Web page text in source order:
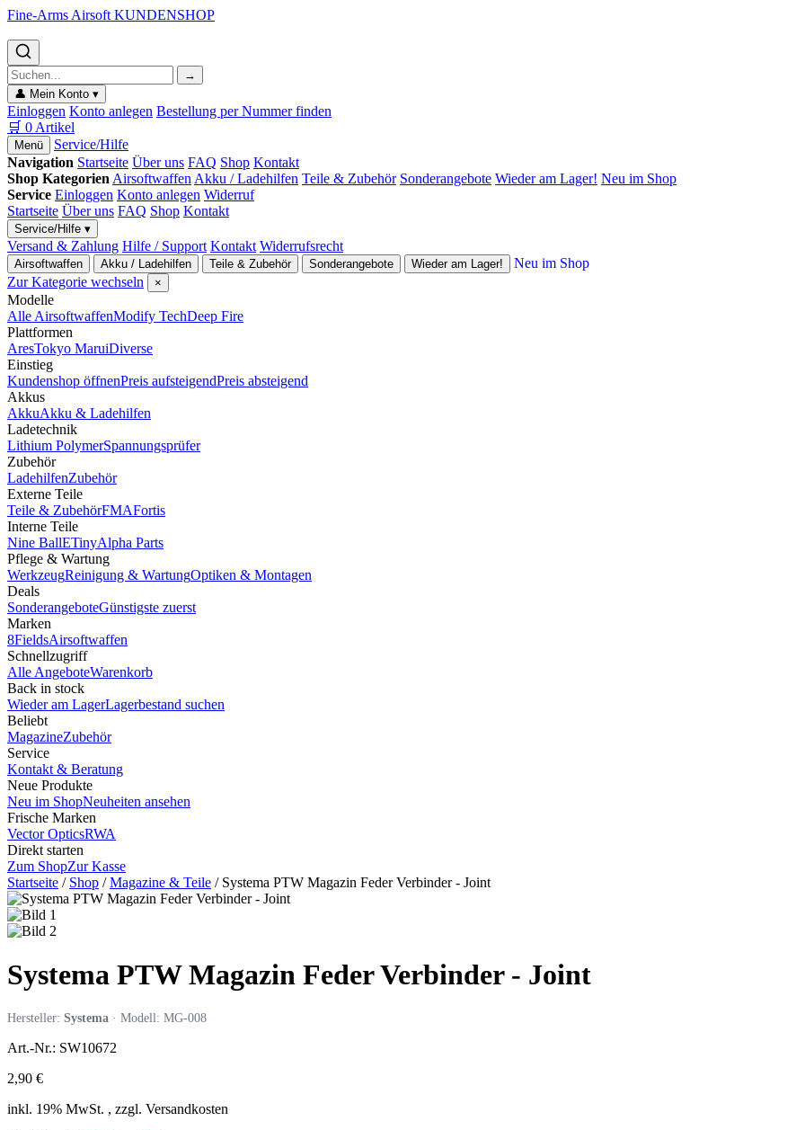
Fine-Arms Airsoft KUNDENSHOP
→
👤 Mein Konto ▾
Einloggen Konto anlegen Bestellung per Nummer finden
🛒 0 Artikel
Menü
Service/Hilfe
Navigation Startseite Über uns FAQ Shop Kontakt
Shop Kategorien Airsoftwaffen Akku / Ladehilfen Teile & Zubehör Sonderangebote Wieder am Lager! Neu im Shop
Service Einloggen Konto anlegen Widerruf
Startseite Über uns FAQ Shop Kontakt
Service/Hilfe ▾
Versand & Zahlung Hilfe / Support Kontakt Widerrufsrecht
Airsoftwaffen Akku / Ladehilfen Teile & Zubehör Sonderangebote Wieder am Lager!
Neu im Shop
Zur Kategorie wechseln
×
Modelle
Alle AirsoftwaffenModify TechDeep Fire
Plattformen
AresTokyo MaruiDiverse
Einstieg
Kundenshop öffnenPreis aufsteigendPreis absteigend
Akkus
AkkuAkku & Ladehilfen
Ladetechnik
Lithium PolymerSpannungsprüfer
Zubehör
LadehilfenZubehör
Externe Teile
Teile & ZubehörFMAFortis
Interne Teile
Nine BallETinyAlpha Parts
Pflege & Wartung
WerkzeugReinigung & WartungOptiken & Montagen
Deals
SonderangeboteGünstigste zuerst
Marken
8FieldsAirsoftwaffen
Schnellzugriff
Alle AngeboteWarenkorb
Back in stock
Wieder am LagerLagerbestand suchen
Beliebt
MagazineZubehör
Service
Kontakt & Beratung
Neue Produkte
Neu im ShopNeuheiten ansehen
Frische Marken
Vector OpticsRWA
Direkt starten
Zum ShopZur Kasse
Startseite / Shop / Magazine & Teile / Systema PTW Magazin Feder Verbinder - Joint
Systema PTW Magazin Feder Verbinder - Joint
Hersteller: Systema · Modell: MG-008
Art.-Nr.: SW10672
2,90 €
inkl. 19% MwSt. , zzgl. Versandkosten